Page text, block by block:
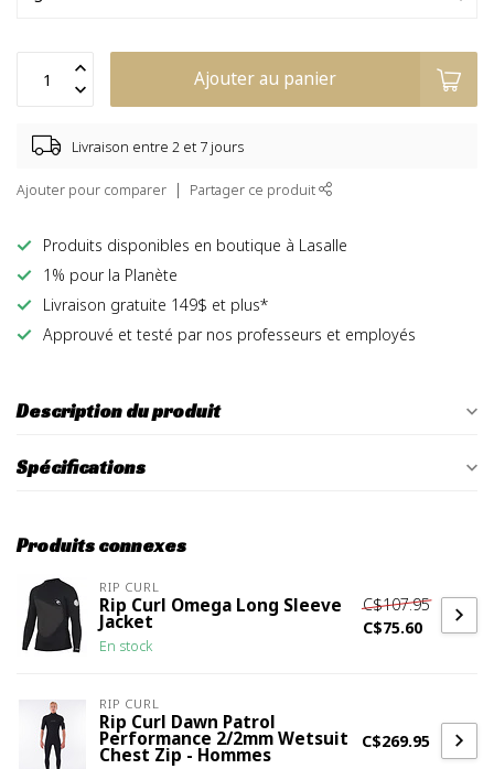
Ajouter au panier
Livraison entre 2 et 7 jours
Ajouter pour comparer Partager ce produit
Produits disponibles en boutique à Lasalle
1% pour la Planète
Livraison gratuite 149$ et plus*
Approuvé et testé par nos professeurs et employés
Description du produit
Spécifications
Produits connexes
RIP CURL
Rip Curl Omega Long Sleeve
Jacket
En stock
C$107.95
C$75.60
RIP CURL
Rip Curl Dawn Patrol
Performance 2/2mm Wetsuit
Chest Zip - Hommes
C$269.95